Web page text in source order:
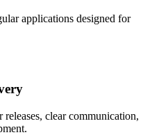
applications designed for
clear communication,